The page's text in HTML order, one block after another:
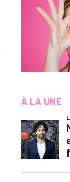
À LA UNE